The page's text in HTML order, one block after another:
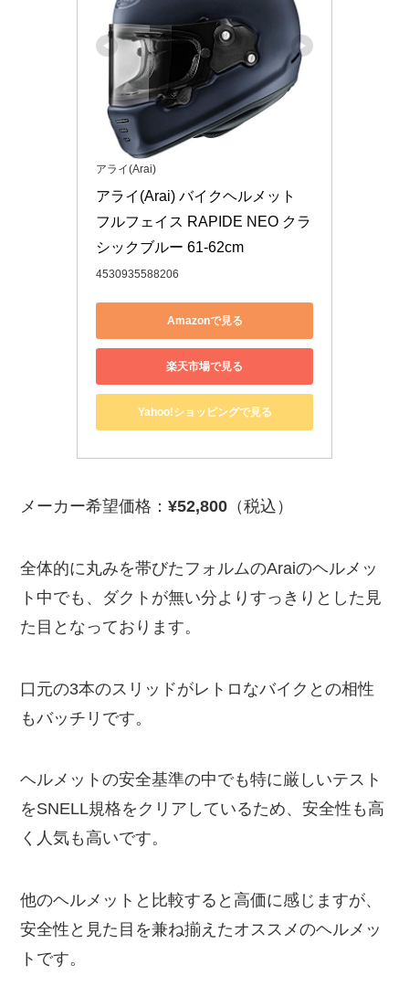
アライ(Arai)
アライ(Arai) バイクヘルメット
フルフェイス RAPIDE NEO クラ
シックブルー 61-62cm
4530935588206
Amazonで見る
楽天市場で見る
Yahoo!ショッピングで見る
メーカー希望価格：¥52,800 （税込）
全体的に丸みを帯びたフォルムのAraiのヘルメッ
ト中でも、ダクトが無い分よりすっきりとした見
た目となっております。
口元の3本のスリッドがレトロなバイクとの相性
もバッチリです。
ヘルメットの安全基準の中でも特に厳しいテスト
をSNELL規格をクリアしているため、安全性も高
く人気も高いです。
他のヘルメットと比較すると高価に感じますが、
安全性と見た目を兼ね揃えたオススメのヘルメッ
トです。